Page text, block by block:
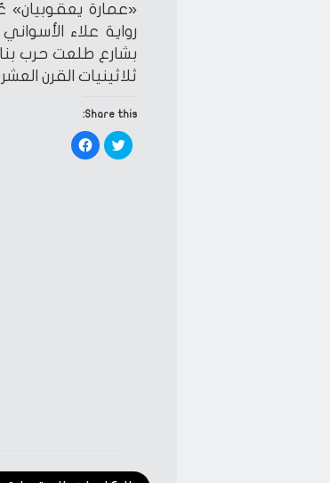
رواية علاء
بشارع طلعت حرب
ثلاثينيات القرن
Share this:
Click
to
share
Click
to